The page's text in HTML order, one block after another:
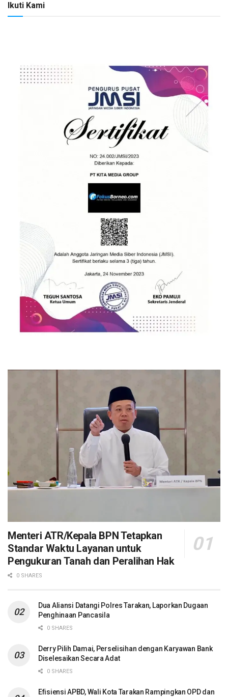
Ikuti Kami
Menteri ATR/Kepala BPN Tetapkan
Standar Waktu Layanan untuk
Pengukuran Tanah dan Peralihan Hak
0 SHARES
Dua Aliansi Datangi Polres Tarakan, Laporkan Dugaan
Penghinaan Pancasila
0 SHARES
Derry Pilih Damai, Perselisihan dengan Karyawan Bank
Diselesaikan Secara Adat
0 SHARES
Efisiensi APBD, Wali Kota Tarakan Rampingkan OPD dan